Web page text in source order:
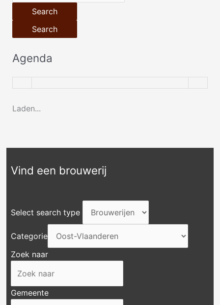
Search
Search
Agenda
Laden...
Vind een brouwerij
Select search type
Categorie
Zoek naar
Gemeente